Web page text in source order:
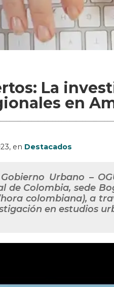
La
en
, en Destacados
Urbano –
de Colombia, sede
colombiana), a
en estudios